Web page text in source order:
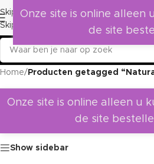
Skip to navigation
Skip to main content
Home/ Producten getagged
Onze site is online alleen u
de site
Show sidebar
Onze site is online alleen
de site